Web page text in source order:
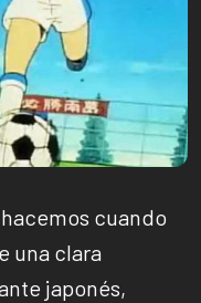
cuando
una clara
japonés,